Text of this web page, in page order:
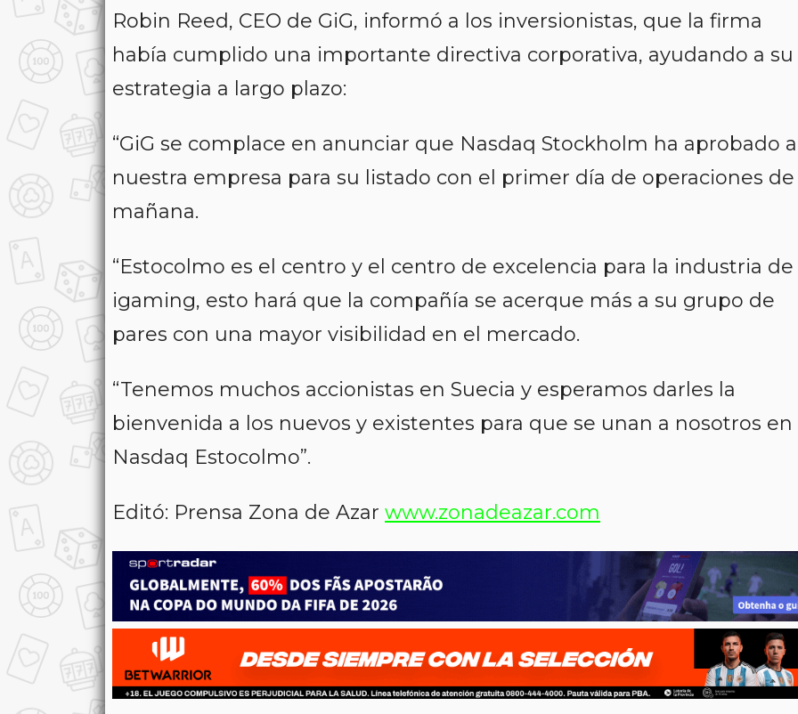
Robin Reed, CEO de GiG, informó a los inversionistas, que la firma
había cumplido una importante directiva corporativa, ayudando a su
estrategia a largo plazo:
“GiG se complace en anunciar que Nasdaq Stockholm ha aprobado a
nuestra empresa para su listado con el primer día de operaciones de
mañana.
“Estocolmo es el centro y el centro de excelencia para la industria de
igaming, esto hará que la compañía se acerque más a su grupo de
pares con una mayor visibilidad en el mercado.
“Tenemos muchos accionistas en Suecia y esperamos darles la
bienvenida a los nuevos y existentes para que se unan a nosotros en
Nasdaq Estocolmo”.
Editó: Prensa Zona de Azar www.zonadeazar.com